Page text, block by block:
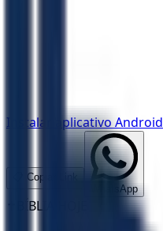
Instalar aplicativo Android
📋 Copiar Link
WhatsApp
BÍBLIA HOJE